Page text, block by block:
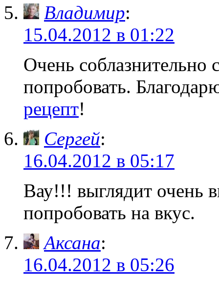
Владимир:
15.04.2012 в 01:22
Очень соблазнительно
попробовать.
рецепт!
Сергей:
16.04.2012 в 05:17
Вау!!! выглядит очень
попробовать на вкус.
Аксана:
16.04.2012 в 05:26